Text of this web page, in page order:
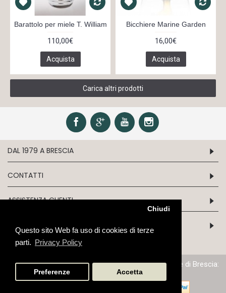
Questo sito Web fa uso di cookies di terze
parti. Privacy Policy
Chiudi
Preferenze Accetta
Barattolo per miele T. William
110,00€
Acquista
Bicchiere Marine Garden
16,00€
Acquista
Carica altri prodotti
DAL 1979 A BRESCIA
CONTATTI
ASSISTENZA CLIENTI
INFORMATION
P.IVA/C.F. 03243970179 - N.iscrizione al Reg. Imprese di Brescia:
03243970179 - Cap. Soc: Euro 51.645,68